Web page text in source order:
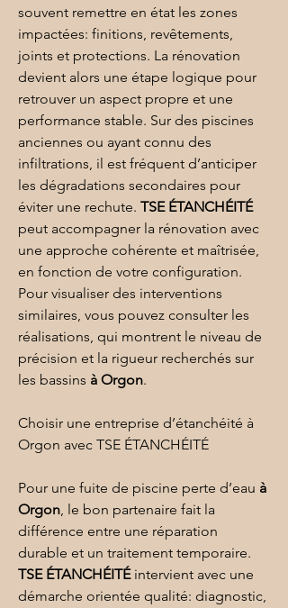
souvent remettre en état les zones
impactées: finitions, revêtements,
joints et protections. La rénovation
devient alors une étape logique pour
retrouver un aspect propre et une
performance stable. Sur des piscines
anciennes ou ayant connu des
infiltrations, il est fréquent d’anticiper
les dégradations secondaires pour
éviter une rechute. TSE ÉTANCHÉITÉ
peut accompagner la rénovation avec
une approche cohérente et maîtrisée,
en fonction de votre configuration.
Pour visualiser des interventions
similaires, vous pouvez consulter les
réalisations, qui montrent le niveau de
précision et la rigueur recherchés sur
les bassins à Orgon.
Choisir une entreprise d’étanchéité à
Orgon avec TSE ÉTANCHÉITÉ
Pour une fuite de piscine perte d’eau à
Orgon, le bon partenaire fait la
différence entre une réparation
durable et un traitement temporaire.
TSE ÉTANCHÉITÉ intervient avec une
démarche orientée qualité: diagnostic,